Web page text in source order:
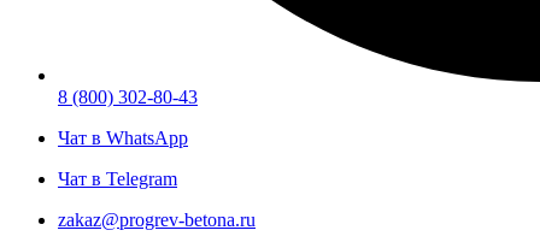
8 (800) 302-80-43
Чат в WhatsApp
Чат в Telegram
zakaz@progrev-betona.ru